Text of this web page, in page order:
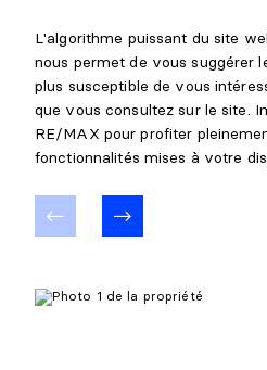
L'algorithme puissant du site
nous permet de vous suggérer
plus susceptible de vous
que vous consultez sur le site.
RE/MAX pour profiter
fonctionnalités mises à votre